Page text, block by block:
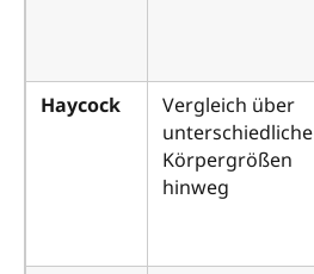
Haycock
Vergleich über
unterschiedliche
Körpergrößen
hinweg